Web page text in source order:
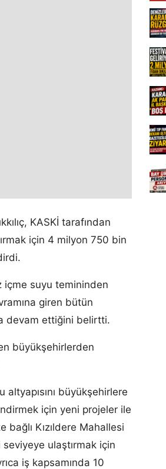
KASKİ tarafından
için 4 milyon 750 bin
içme suyu temininden
giren bütün
devam ettiğini belirtti.
büyükşehirlerden
büyükşehirlere
için yeni projeler ile
bağlı Kızıldere Mahallesi
ulaştırmak için
iş kapsamında 10